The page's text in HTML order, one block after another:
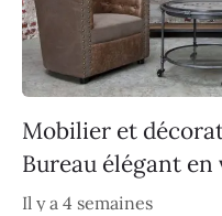
Mobilier et
Bureau élégant en
Il y a 4 semaines